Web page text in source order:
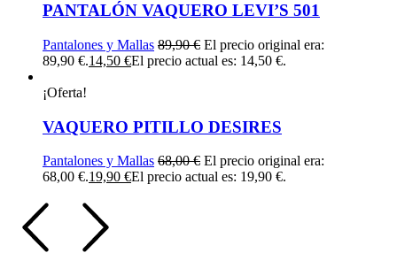
PANTALÓN VAQUERO LEVI’S 501
Pantalones y Mallas 89,90€ El precio original era:
89,90 €.14,50 €El precio actual es: 14,50 €.
¡Oferta!
VAQUERO PITILLO DESIRES
Pantalones y Mallas 68,00€ El precio original era:
68,00 €.19,90 €El precio actual es: 19,90 €.